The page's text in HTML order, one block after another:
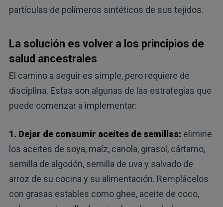
partículas de polímeros sintéticos de sus tejidos.
La solución es volver a los principios de
salud ancestrales
El camino a seguir es simple, pero requiere de
disciplina. Estas son algunas de las estrategias que
puede comenzar a implementar:
1. Dejar de consumir aceites de semillas: elimine
los aceites de soya, maíz, canola, girasol, cártamo,
semilla de algodón, semilla de uva y salvado de
arroz de su cocina y su alimentación. Remplácelos
con grasas estables como ghee, aceite de coco,